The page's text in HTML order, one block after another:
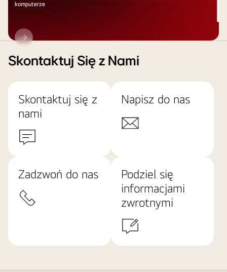
komputerze
LG
Update
Skontaktuj Się z Nami
Skontaktuj się z
nami
Napisz do nas
Zadzwoń do nas
Podziel się
informacjami
zwrotnymi